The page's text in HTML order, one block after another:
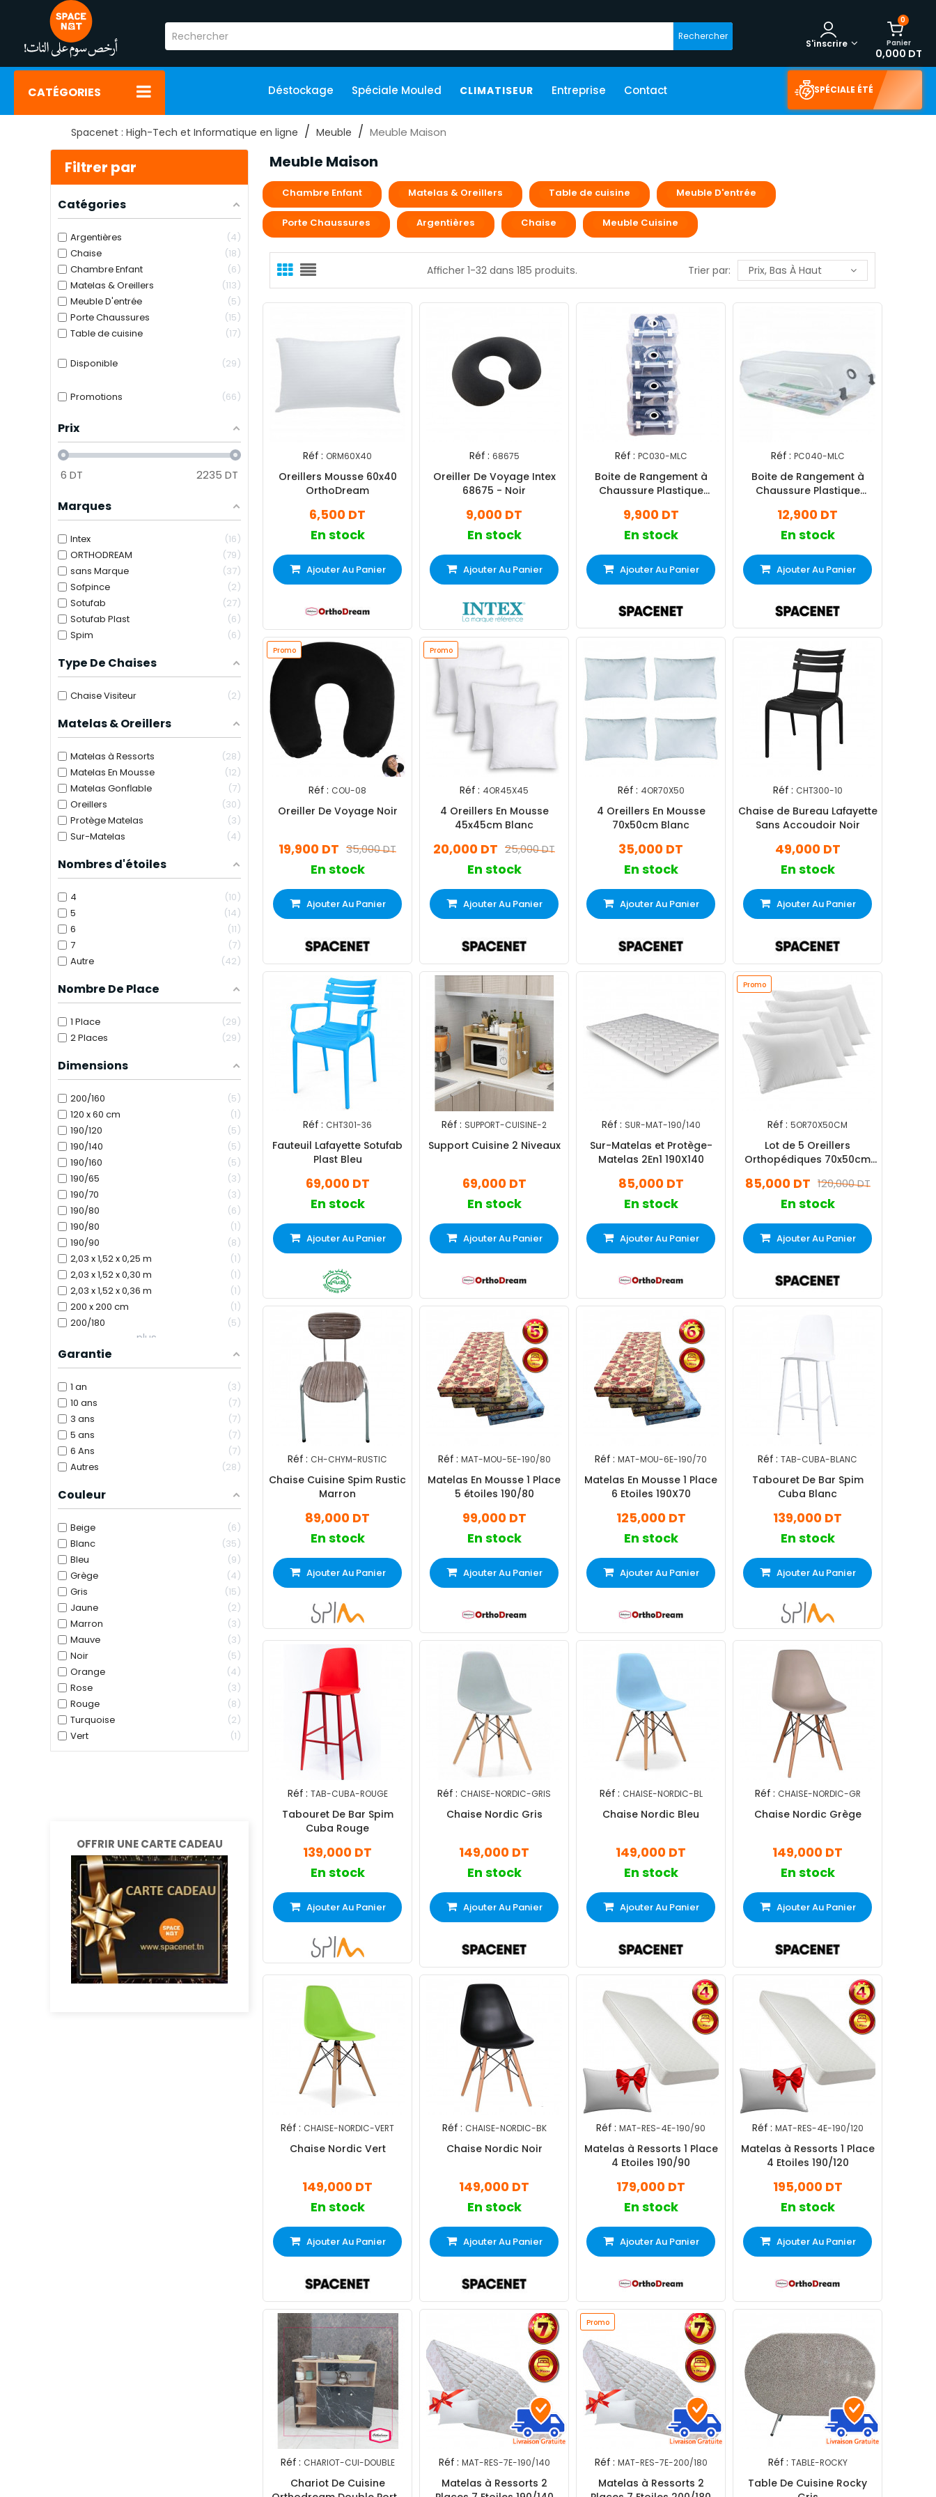
Rechercher
0
Panier
0,000 DT
S'inscrire
CATÉGORIES Déstockage Spéciale Mouled CLIMATISEUR Entreprise Contact SPÉCIALE ÉTÉ
Spacenet : High-Tech et Informatique en ligne Meuble Meuble Maison
Filtrer par
Catégories
Argentières
4
Chaise
18
Chambre Enfant
6
Matelas & Oreillers
113
Meuble D'entrée
5
Porte Chaussures
15
Table de cuisine
17
Disponible 29
Promotions 66
Prix
6 DT 2235 DT
Marques
Intex
16
ORTHODREAM
79
sans Marque
37
Sofpince
2
Sotufab
27
Sotufab Plast
6
Spim
6
Type De Chaises
Chaise Visiteur 2
Matelas & Oreillers
Matelas à Ressorts
28
Matelas En Mousse
12
Matelas Gonflable
7
Oreillers
30
Protège Matelas
3
Sur-Matelas
4
Nombres d'étoiles
4
10
5
14
6
11
7
7
Autre
42
Nombre De Place
1 Place
29
2 Places
29
Dimensions
200/160
5
120 x 60 cm
1
190/120
5
190/140
5
190/160
5
190/65
3
190/70
3
190/80
6
190/80
1
190/90
8
2,03 x 1,52 x 0,25 m
1
2,03 x 1,52 x 0,30 m
1
2,03 x 1,52 x 0,36 m
1
200 x 200 cm
1
200/180
5
plus...
Garantie
1 an
3
10 ans
7
3 ans
7
5 ans
7
6 Ans
7
Autres
28
Couleur
Beige
6
Blanc
35
Bleu
9
Grège
4
Gris
15
Jaune
2
Marron
3
Mauve
3
Noir
5
Orange
4
Rose
3
Rouge
8
Turquoise
2
Vert
1
OFFRIR UNE CARTE CADEAU
Meuble Maison
Chambre Enfant Matelas & Oreillers Table de cuisine Meuble D'entrée
Porte Chaussures Argentières Chaise Meuble Cuisine
Afficher 1-32 dans 185 produits. Trier par: Prix, Bas À Haut
Réf : ORM60X40
Oreillers Mousse 60x40
OrthoDream
6,500 DT
En stock
Ajouter Au Panier
Réf : 68675
Oreiller De Voyage Intex
68675 - Noir
9,000 DT
En stock
Ajouter Au Panier
Réf : PC030-MLC
Boite de Rangement à
Chaussure Plastique
Shoes Case PM
9,900 DT
En stock
Ajouter Au Panier
Réf : PC040-MLC
Boite de Rangement à
Chaussure Plastique
Shoes Case GM
12,900 DT
En stock
Ajouter Au Panier
Promo
Réf : COU-08
Oreiller De Voyage Noir
35,000 DT
19,900 DT
En stock
Ajouter Au Panier
Promo
Réf : 4OR45X45
4 Oreillers En Mousse
45x45cm Blanc
25,000 DT
20,000 DT
En stock
Ajouter Au Panier
Réf : 4OR70X50
4 Oreillers En Mousse
70x50cm Blanc
35,000 DT
En stock
Ajouter Au Panier
Réf : CHT300-10
Chaise de Bureau Lafayette
Sans Accoudoir Noir
49,000 DT
En stock
Ajouter Au Panier
Réf : CHT301-36
Fauteuil Lafayette Sotufab
Plast Bleu
69,000 DT
En stock
Ajouter Au Panier
Réf : SUPPORT-CUISINE-2
Support Cuisine 2 Niveaux
69,000 DT
En stock
Ajouter Au Panier
Réf : SUR-MAT-190/140
Sur-Matelas et Protège-
Matelas 2En1 190X140
85,000 DT
En stock
Ajouter Au Panier
Promo
Réf : 5OR70X50CM
Lot de 5 Oreillers
Orthopédiques 70x50cm
120,000 DT
85,000 DT
En stock
Ajouter Au Panier
Réf : CH-CHYM-RUSTIC
Chaise Cuisine Spim Rustic
Marron
89,000 DT
En stock
Ajouter Au Panier
Réf : MAT-MOU-5E-190/80
Matelas En Mousse 1 Place
5 étoiles 190/80
99,000 DT
En stock
Ajouter Au Panier
Réf : MAT-MOU-6E-190/70
Matelas En Mousse 1 Place
6 Etoiles 190X70
125,000 DT
En stock
Ajouter Au Panier
Réf : TAB-CUBA-BLANC
Tabouret De Bar Spim
Cuba Blanc
139,000 DT
En stock
Ajouter Au Panier
Réf : TAB-CUBA-ROUGE
Tabouret De Bar Spim
Cuba Rouge
139,000 DT
En stock
Ajouter Au Panier
Réf : CHAISE-NORDIC-GRIS
Chaise Nordic Gris
149,000 DT
En stock
Ajouter Au Panier
Réf : CHAISE-NORDIC-BL
Chaise Nordic Bleu
149,000 DT
En stock
Ajouter Au Panier
Réf : CHAISE-NORDIC-GR
Chaise Nordic Grège
149,000 DT
En stock
Ajouter Au Panier
Réf : CHAISE-NORDIC-VERT
Chaise Nordic Vert
149,000 DT
En stock
Ajouter Au Panier
Réf : CHAISE-NORDIC-BK
Chaise Nordic Noir
149,000 DT
En stock
Ajouter Au Panier
Réf : MAT-RES-4E-190/90
Matelas à Ressorts 1 Place
4 Etoiles 190/90
179,000 DT
En stock
Ajouter Au Panier
Réf : MAT-RES-4E-190/120
Matelas à Ressorts 1 Place
4 Etoiles 190/120
195,000 DT
En stock
Ajouter Au Panier
Réf : CHARIOT-CUI-DOUBLE
Chariot De Cuisine
Réf : MAT-RES-7E-190/140
Matelas à Ressorts 2
Promo
Réf : MAT-RES-7E-200/180
Matelas à Ressorts 2
Réf : TABLE-ROCKY
Table De Cuisine Rocky